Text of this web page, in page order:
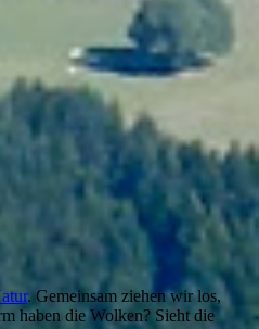
. Gemeinsam ziehen wir los,
haben die Wolken? Sieht die